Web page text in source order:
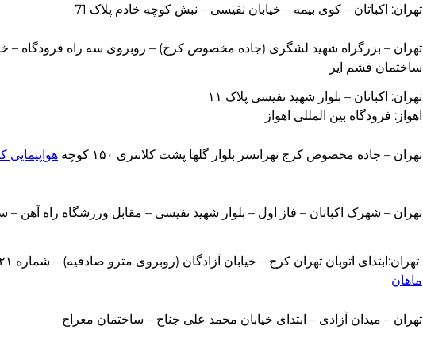
تهران: اکباتان – کوی بیمه – خیابان نفیسی – نبش کوچه خادم پلاک 71
ساختمان قشم ایر
تهران: اکباتان – بلوار شهید نفیسی پلاک ۱۱
اهواز: فرودگاه بین المللی اهواز
تهران – جاده مخصوص کرج تهرانسر بلوار گلها پشت کلانتری ۱۵۰ کوچه هواپیمایی
تهران – شهرک اکباتان – فاز اول – بلوار شهید نفیسی – مقابل ورزشگاه راه آهن
تهران:ابتدای اتوبان تهران کرج – خیابان آزادگان (روبروی مترو صادقیه) – شماره ۲۱ – برج ماهان، شرکت
ماهان
تهران – میدان آزادی – ابتدای خیابان محمد علی جناح – ساختمان معراج